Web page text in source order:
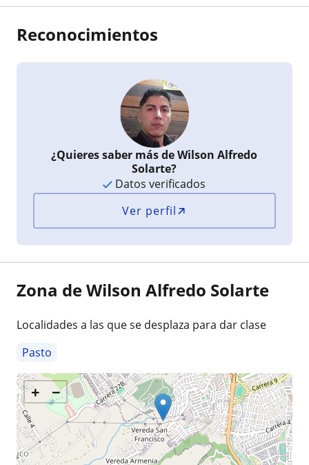
Reconocimientos
¿Quieres saber más de Wilson Alfredo
Solarte?
Datos verificados
Ver perfil
Zona de Wilson Alfredo Solarte
Localidades a las que se desplaza para dar clase
Pasto
+ −